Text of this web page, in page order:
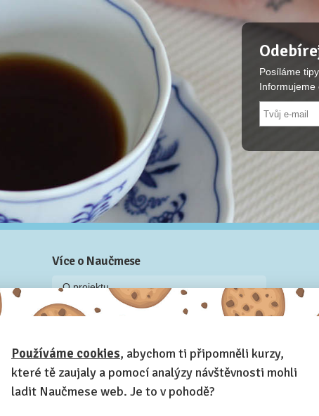
Posíláme
Informujeme
Více o Naučmese
O projektu
Blog: recenze z kurzů, rozhovory a články
Příběh Naučmese
Naučmese festivaly
Náš systém pro vaši firmu
Používáme cookies, abychom ti připomněli kurzy,
které tě zaujaly a pomocí analýzy návštěvnosti mohli
ladit Naučmese web. Je to v pohodě?